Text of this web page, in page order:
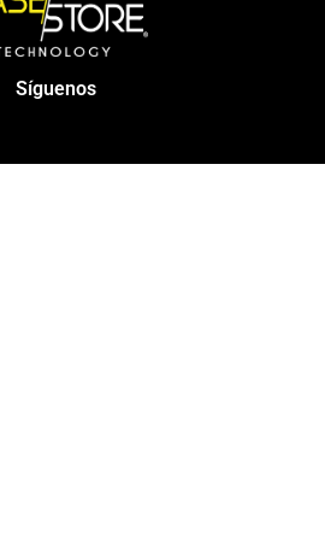
Síguenos